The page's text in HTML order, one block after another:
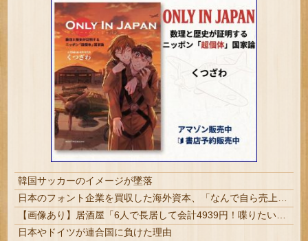
韓国サッカーのイメージが墜落
日本やドイツが連合国に負けた理由